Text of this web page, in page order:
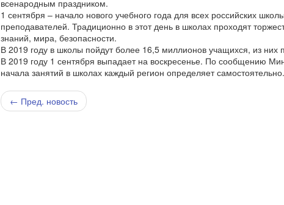
всенародным праздником.
1 сентября – начало нового учебного года для всех российских
преподавателей. Традиционно в этот день в школах проходят
знаний, мира, безопасности.
В 2019 году в школы пойдут более 16,5 миллионов учащихся, из них
В 2019 году 1 сентября выпадает на воскресенье. По сообщению
начала занятий в школах каждый регион определяет самостоятельно.
← Пред. новость